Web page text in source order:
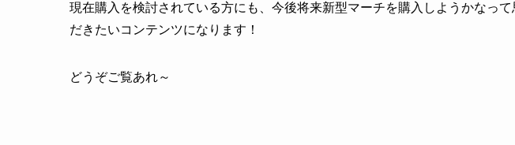
現在購入を検討されている方にも、今後将来新型マーチを購入しようかなっ
だきたいコンテンツになります！
どうぞご覧あれ～